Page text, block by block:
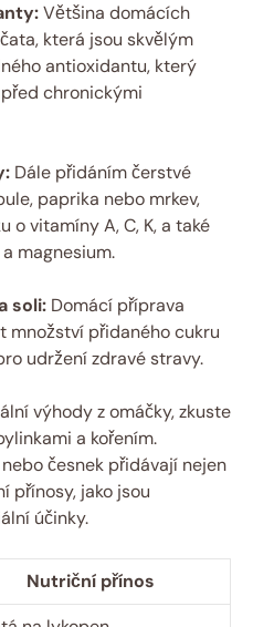
Většina domácích
která jsou skvělým
antioxidantu, který
chronickými
Dále přidáním čerstvé
paprika nebo mrkev,
o vitamíny A, C, K, a také
magnesium.
soli: Domácí příprava
množství přidaného cukru
udržení zdravé stravy.
výhody z omáčky, zkuste
a kořením.
česnek přidávají nejen
přínosy, jako jsou
účinky.
Nutriční přínos